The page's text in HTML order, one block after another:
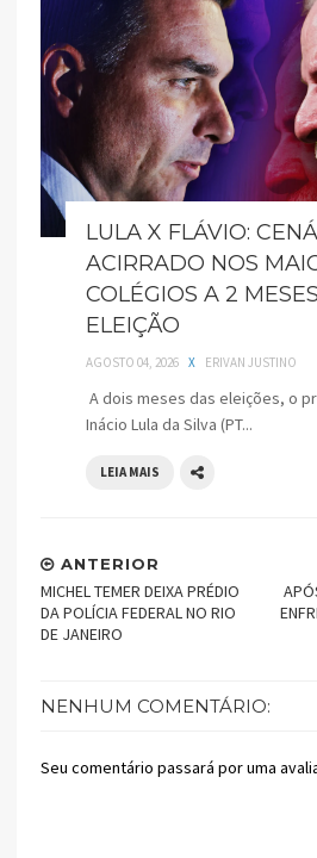
LULA X FLÁVIO:
ACIRRADO NOS
COLÉGIOS A 2
ELEIÇÃO
AGOSTO 04, 2026 X ERIVAN JUSTINO
A dois meses das eleições, o
Inácio Lula da Silva (PT...
LEIA MAIS
ANTERIOR
MICHEL TEMER DEIXA PRÉDIO
DA POLÍCIA FEDERAL NO RIO
DE JANEIRO
NENHUM COMENTÁRIO:
Seu comentário passará por uma